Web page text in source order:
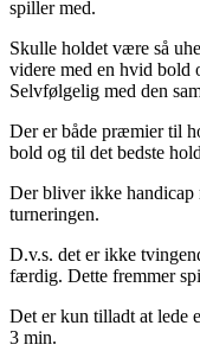
spiller med.
Skulle holdet være så
videre med en hvid bold
Selvfølgelig med den
Der er både præmier til
bold og til det bedste
Der bliver ikke handicap
turneringen.
D.v.s. det er ikke
færdig. Dette fremmer
Det er kun tilladt at lede
3 min.